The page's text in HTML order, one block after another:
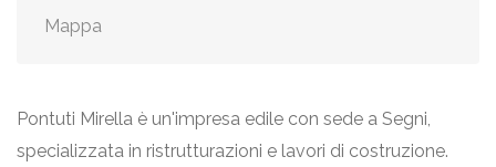
Mappa
Pontuti Mirella è un'impresa edile con sede a Segni,
specializzata in ristrutturazioni e lavori di costruzione.